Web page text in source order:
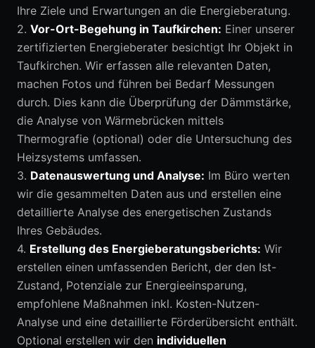
Ihre Ziele und Erwartungen an die Energieberatung.
2. Vor-Ort-Begehung in Taufkirchen: Einer unserer
zertifizierten Energieberater besichtigt Ihr Objekt in
Taufkirchen. Wir erfassen alle relevanten Daten,
machen Fotos und führen bei Bedarf Messungen
durch. Dies kann die Überprüfung der Dämmstärke,
die Analyse von Wärmebrücken mittels
Thermografie (optional) oder die Untersuchung des
Heizsystems umfassen.
3. Datenauswertung und Analyse: Im Büro werten
wir die gesammelten Daten aus und erstellen eine
detaillierte Analyse des energetischen Zustands
Ihres Gebäudes.
4. Erstellung des Energieberatungsberichts: Wir
erstellen einen umfassenden Bericht, der den Ist-
Zustand, Potenziale zur Energieeinsparung,
empfohlene Maßnahmen inkl. Kosten-Nutzen-
Analyse und eine detaillierte Förderübersicht enthält.
Optional erstellen wir den individuellen